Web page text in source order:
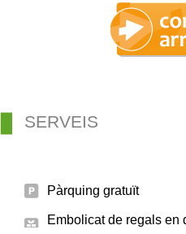
SERVEIS
Pàrquing gratuït
Embolicat de regals en